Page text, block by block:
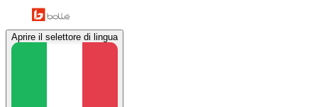
Aprire il selettore di lingua